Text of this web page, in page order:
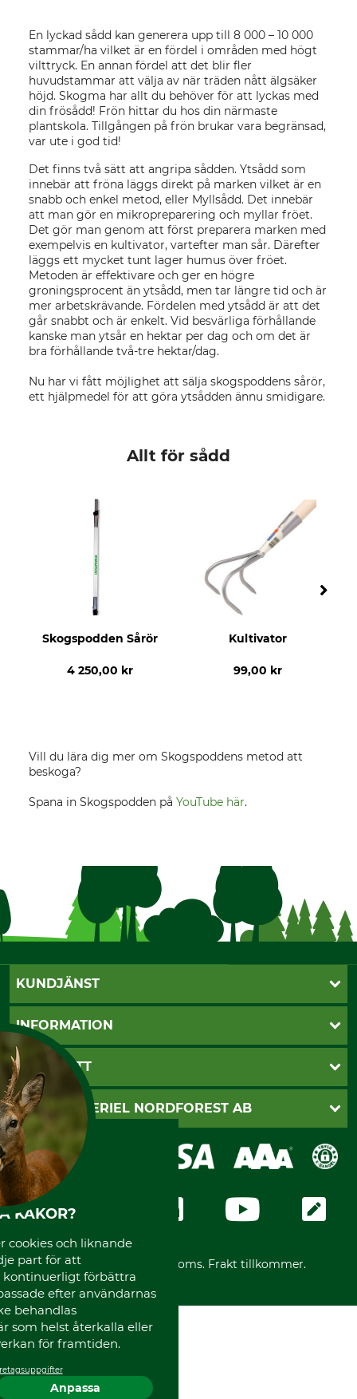
En lyckad sådd kan generera upp till 8 000 – 10 000
stammar/ha vilket är en fördel i områden med högt
vilttryck. En annan fördel att det blir fler
huvudstammar att välja av när träden nått älgsäker
höjd. Skogma har allt du behöver för att lyckas med
din frösådd! Frön hittar du hos din närmaste
plantskola. Tillgången på frön brukar vara begränsad,
var ute i god tid!
Det finns två sätt att angripa sådden. Ytsådd som
innebär att fröna läggs direkt på marken vilket är en
snabb och enkel metod, eller Myllsådd. Det innebär
att man gör en mikropreparering och myllar fröet.
Det gör man genom att först preparera marken med
exempelvis en kultivator, vartefter man sår. Därefter
läggs ett mycket tunt lager humus över fröet.
Metoden är effektivare och ger en högre
groningsprocent än ytsådd, men tar längre tid och är
mer arbetskrävande. Fördelen med ytsådd är att det
går snabbt och är enkelt. Vid besvärliga förhållande
kanske man ytsår en hektar per dag och om det är
bra förhållande två-tre hektar/dag.
Nu har vi fått möjlighet att sälja skogspoddens sårör,
ett hjälpmedel för att göra ytsådden ännu smidigare.
Allt för sådd
Skogspodden Sårör
4 250,00 kr
Kultivator
99,00 kr
Vill du lära dig mer om Skogspoddens metod att
beskoga?
Spana in Skogspodden på YouTube här.
KUNDJÄNST
Öppettider
Kundtjänst
Vanliga frågor
Kontakt
Cookie-inställningar
INFORMATION
Butik Vansbro
Nyhetsbrev
Katalogbeställning
Sagverkskatalog
Köpvillkor - 2025-06-18
Dataskydd
Integritetspolicy
Ångerrätt
Ångerrätt för din beställning
Frakter
BETALSÄTT
Klarna
Faktura
Swish
SKOGSMATERIEL NORDFOREST AB
Om oss
GRUBE-Gruppen
Företagsuppgifter
Karriär
Vår personal
Varumärken
Mässor
Instagram TOS
Media
Code of Conduct
*Alla priser inklusive moms. Frakt tillkommer.
KAKOR?
cookies och liknande
part för att
kontinuerligt förbättra
efter användarnas
behandlas
som helst återkalla eller
för framtiden.
Anpassa